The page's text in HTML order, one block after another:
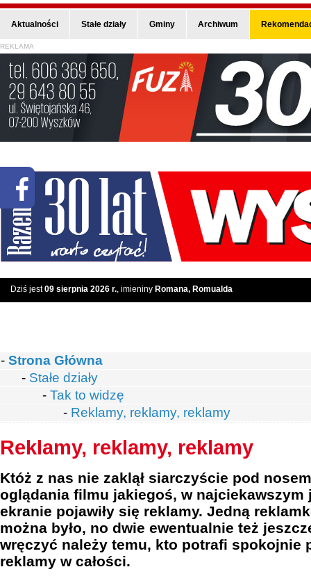
Aktualności Stałe działy Gminy Archiwum
REKLAMA
Dziś jest09 sierpnia 2026 r., imieniny Romana, Romualda
- Strona Główna
- Stałe działy
- Tak to widzę
- Reklamy, reklamy, reklamy
Reklamy, reklamy, reklamy
Któż z nas nie zaklął siarczyście pod
oglądania filmu jakiegoś, w najciekawszym
ekranie pojawiły się reklamy. Jedną
można było, no dwie ewentualnie też
wręczyć należy temu, kto potrafi spokojnie
reklamy w całości.